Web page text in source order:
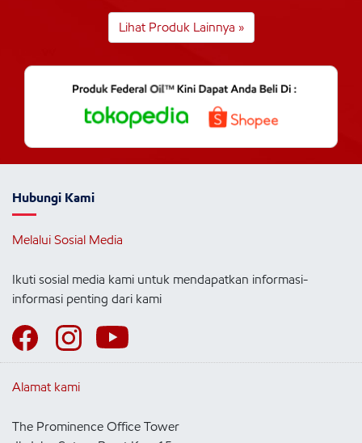
Lihat Produk Lainnya »
Hubungi Kami
Melalui Sosial Media
Ikuti sosial media kami untuk mendapatkan informasi-
informasi penting dari kami
Alamat kami
The Prominence Office Tower